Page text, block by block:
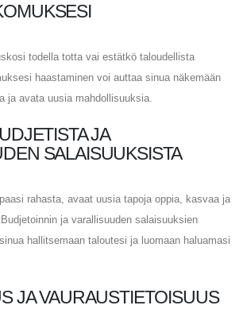
todella totta vai estätkö taloudellista
haastaminen voi auttaa sinua näkemään
ja avata uusia mahdollisuuksia.
JA
SALAISUUKSISTA
rahasta, avaat uusia tapoja oppia, kasvaa ja
ja varallisuuden salaisuuksien
hallitsemaan taloutesi ja luomaan haluamasi
JA VAURAUSTIETOISUUS